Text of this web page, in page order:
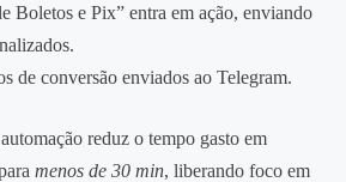
Boletos e Pix” entra em ação, enviando
de conversão enviados ao Telegram.
reduz o tempo gasto em
menos de 30 min, liberando foco em